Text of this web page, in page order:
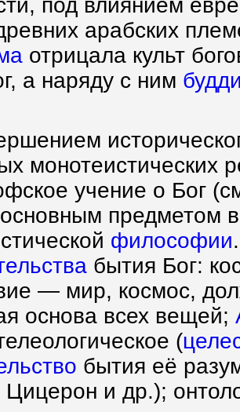
под влиянием
арабских
отрицала культ
а наряду с ним
монотеистических
учение о Бог
предметом
философии
бытия Бог:
— мир, космос,
основа всех вещей;
(
бытия её
Цицерон и др.);